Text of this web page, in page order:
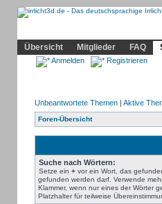
Übersicht
Mitglieder FAQ
Anmelden Registrieren
Unbeantwortete Themen| Aktive
Foren-Übersicht
Suche nach Wörtern:
Setze ein +vor ein Wort, das
gefunden werden darf. Verwende
Klammer, wenn nur eines der Wörter
Platzhalter für teilweise